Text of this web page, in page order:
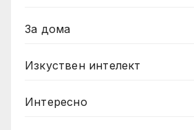
За дома
Изкуствен интелект
Интересно